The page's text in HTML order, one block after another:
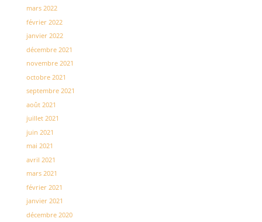
mars 2022
février 2022
janvier 2022
décembre 2021
novembre 2021
octobre 2021
septembre 2021
août 2021
juillet 2021
juin 2021
mai 2021
avril 2021
mars 2021
février 2021
janvier 2021
décembre 2020